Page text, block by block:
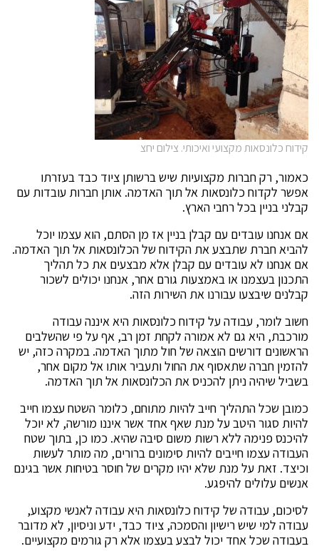
קידוח כלונסאות מקצועי ואיכותי. צילום יחצ
כאמור, רק חברות מקצועיות שיש ברשותן ציוד כבד בעזרתו
אפשר לקדוח כלונסאות אל תוך האדמה. אותן חברות עובדות עם
קבלני בניין בכל רחבי הארץ.
אם אנחנו עובדים עם קבלן בניין אז מן הסתם, הוא עצמו יוכל
להביא חברת שתבצע את הקידוח של הכלונסאות אל תוך האדמה.
אם אנחנו לא עובדים עם קבלן אלא מבצעים את כל תהליך
התכנון בעצמנו או באמצעות גורם אחר, אנחנו יכולים לשכור
קבלנים שיבצעו עבורנו את השירות הזה.
חשוב לומר, עבודה על קידוח כלונסאות היא איננה עבודה
מורכבת, היא גם לא אמורה לקחת זמן רב, אף על פי שהשלבים
הראשונים דורשים הוצאה של חול מתוך האדמה. במקרה כזה, יש
להזמין חברה שתאסוף את החול ותעביר אותו אל מקום אחר,
בשביל שיהיה ניתן להכניס את הכלונסאות אל תוך האדמה.
כמובן שכל התהליך חייב להיות מתוחם, כלומר השטח עצמו חייב
להיות סגור היטב על מנת שאף אחד אשר איננו מורשה, לא יוכל
להיכנס פנימה ללא רשות משום סיבה שהיא. כמו כן, בתוך שטח
העבודה עצמו חייבים להיות סימונים ברורים, מה מותר לעשות
וכיצד. זאת על מנת שלא יהיו מקרים של חוסר בטיחות אשר בגינם
אנשים עלולים להיפגע.
לסיכום, עבודה של קידוח כלונסאות היא עבודה לאנשי מקצוע,
עבודה למי שיש רישיון והסמכה, ציוד כבד, ידע וניסיון, לא מדובר
בעבודה שכל אחד יכול לבצע בעצמו אלא רק גורמים מקצועיים.